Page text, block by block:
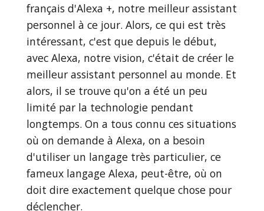
français d'Alexa +, notre meilleur assistant
personnel à ce jour. Alors, ce qui est très
intéressant, c'est que depuis le début,
avec Alexa, notre vision, c'était de créer le
meilleur assistant personnel au monde. Et
alors, il se trouve qu'on a été un peu
limité par la technologie pendant
longtemps. On a tous connu ces situations
où on demande à Alexa, on a besoin
d'utiliser un langage très particulier, ce
fameux langage Alexa, peut-être, où on
doit dire exactement quelque chose pour
déclencher.